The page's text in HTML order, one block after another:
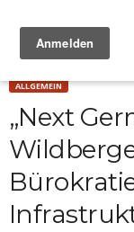
ALLGEMEIN
„Next